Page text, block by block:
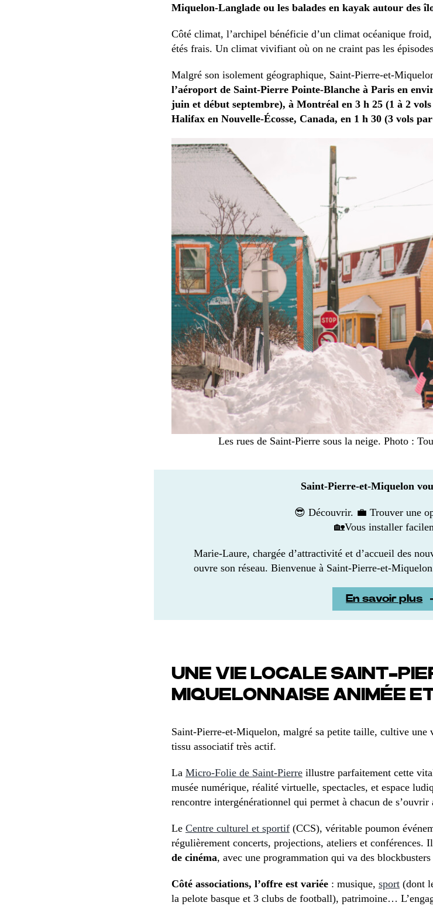
Miquelon-Langlade ou les balades en kayak autour des
Côté climat, l’archipel bénéficie d’un climat océanique
étés frais. Un climat vivifiant où on ne craint pas les
Malgré son isolement géographique, Saint-Pierre-et-
l’aéroport de Saint-Pierre Pointe-Blanche à Paris en
juin et début septembre), à Montréal en 3 h 25 (1 à 2
Halifax en Nouvelle-Écosse, Canada, en 1 h 30 (3 vols
Les rues de Saint-Pierre sous la neige. Photo :
Saint-Pierre-et-Miquelon
😎 Découvrir. 💼 Trouver une
🏡Vous installer
Marie-Laure, chargée d’attractivité et d’accueil des
ouvre son réseau. Bienvenue à Saint-Pierre-et-
En savoir plus
UNE VIE LOCALE SAINT-
MIQUELONNAISE ANIMÉE
Saint-Pierre-et-Miquelon, malgré sa petite taille, cultive
tissu associatif très actif.
La Micro-Folie de Saint-Pierreillustre parfaitement cette
musée numérique, réalité virtuelle, spectacles, et espace
rencontre intergénérationnel qui permet à chacun de
Le Centre culturel et sportif(CCS), véritable poumon
régulièrement concerts, projections, ateliers et conférences.
de cinéma, avec une programmation qui va des
Côté associations, l’offre est variée: musique, sport(dont
la pelote basque et 3 clubs de football), patrimoine…